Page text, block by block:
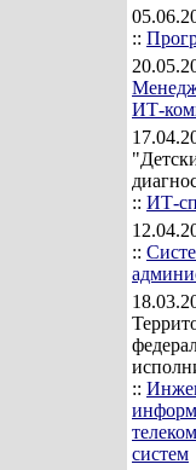
::
ИТ-
:: ИТ-
::
::
систем